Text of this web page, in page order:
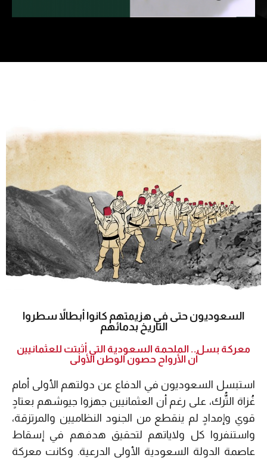
السعوديون حتى في هزيمتهم كانوا أبطالاً سطروا
التاريخ بدمائهم
معركة بسل.. الملحمة السعودية التي أثبتت للعثمانيين
أن الأرواح حصون الوطن الأولى
استبسل السعوديون في الدفاع عن دولتهم الأولى أمام
غُزاة التُّرك، على رغم أن العثمانيين جهزوا جيوشهم بعتادٍ
قوي وإمدادٍ لم ينقطع من الجنود النظاميين والمرتزقة،
واستنفروا كل ولاياتهم لتحقيق هدفهم في إسقاط
عاصمة الدولة السعودية الأولى الدرعية. وكانت معركة